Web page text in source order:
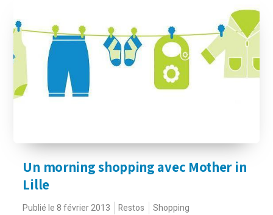
Un morning shopping avec Mother in
Lille
Publié le 8 février 2013 Restos Shopping